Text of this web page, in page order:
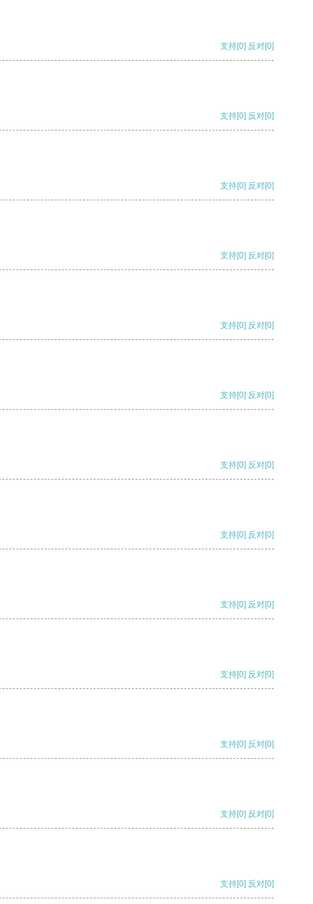
支持[0] 反对[0]
支持[0] 反对[0]
支持[0] 反对[0]
支持[0] 反对[0]
支持[0] 反对[0]
支持[0] 反对[0]
支持[0] 反对[0]
支持[0] 反对[0]
支持[0] 反对[0]
支持[0] 反对[0]
支持[0] 反对[0]
支持[0] 反对[0]
支持[0] 反对[0]